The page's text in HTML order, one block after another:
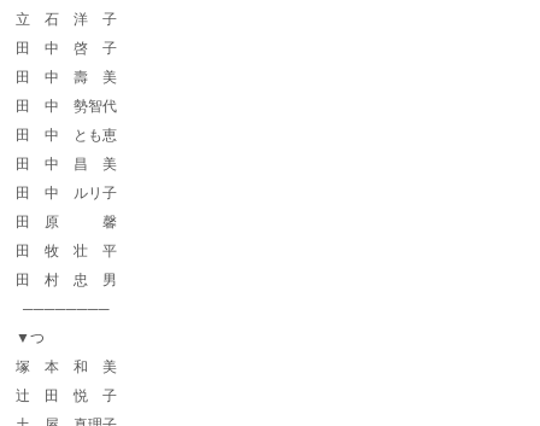
立 石 洋 子
田 中 啓 子
田 中 壽 美
田 中 勢智代
田 中 とも恵
田 中 昌 美
田 中 ルリ子
田 原 馨
田 牧 壮 平
田 村 忠 男
────────
▼つ
塚 本 和 美
辻 田 悦 子